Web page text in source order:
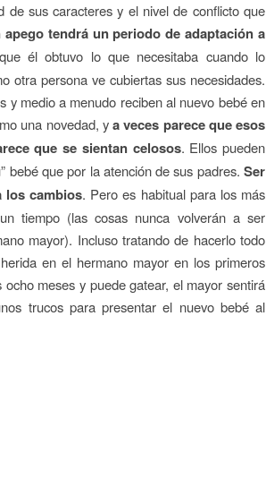
de sus caracteres y el nivel de conflicto que
tendrá un periodo de adaptación a
él obtuvo lo que necesitaba cuando lo
otra persona ve cubiertas sus necesidades.
y medio a menudo reciben al nuevo bebé en
una novedad, ya veces parece que esos
que se sientan celosos. Ellos pueden
bebé que por la atención de sus padres. Ser
los cambios. Pero es habitual para los más
tiempo (las cosas nunca volverán a ser
mayor). Incluso tratando de hacerlo todo
en el hermano mayor en los primeros
meses y puede gatear, el mayor sentirá
trucos para presentar el nuevo bebé al